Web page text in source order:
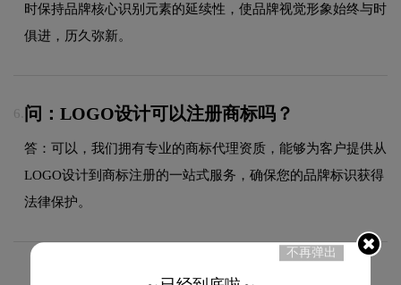
时保持品牌核心识别元素的延续性，使品牌视觉形象始终与时
俱进，历久弥新。
6. 问：LOGO设计可以注册商标吗？
答：可以，我们拥有专业的商标代理资质，能够为客户提供从
LOGO设计到商标注册的一站式服务，确保您的品牌标识获得
法律保护。
不再弹出